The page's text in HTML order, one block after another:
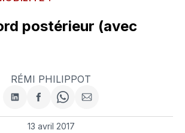
postérieur (avec
RÉMI PHILIPPOT
Partager
sur
LinkedIn
Partager
sur
Facebook
Share
on
WhatsApp
Partager
par
13 avril 2017